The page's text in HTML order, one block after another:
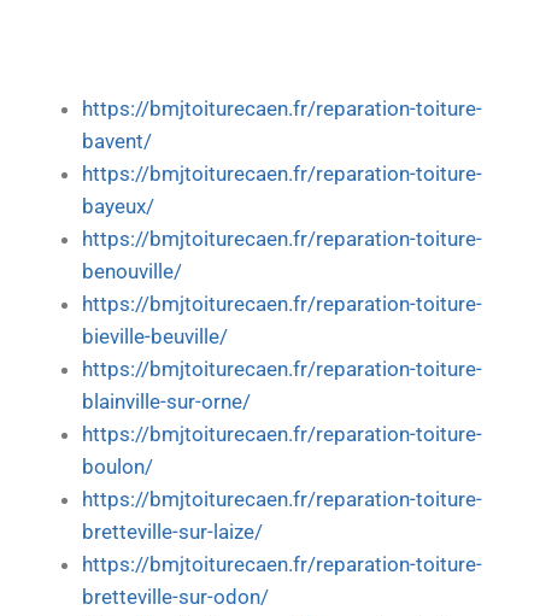
https://bmjtoiturecaen.fr/reparation-toiture-
bavent/
https://bmjtoiturecaen.fr/reparation-toiture-
bayeux/
https://bmjtoiturecaen.fr/reparation-toiture-
benouville/
https://bmjtoiturecaen.fr/reparation-toiture-
bieville-beuville/
https://bmjtoiturecaen.fr/reparation-toiture-
blainville-sur-orne/
https://bmjtoiturecaen.fr/reparation-toiture-
boulon/
https://bmjtoiturecaen.fr/reparation-toiture-
bretteville-sur-laize/
https://bmjtoiturecaen.fr/reparation-toiture-
bretteville-sur-odon/